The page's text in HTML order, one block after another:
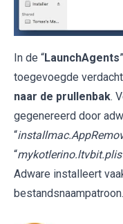
In de “LaunchAgents
toegevoegde
naar de prullenbak.
gegenereerd door
“
“
Adware installeert
bestandsnaampatroon.